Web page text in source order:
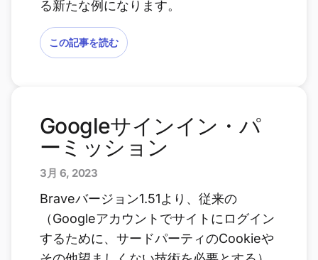
る新たな例になります。
この記事を読む
Googleサインイン・パ
ーミッション
3月 6, 2023
Braveバージョン1.51より、従来の
（Googleアカウントでサイトにログイン
するために、サードパーティのCookieや